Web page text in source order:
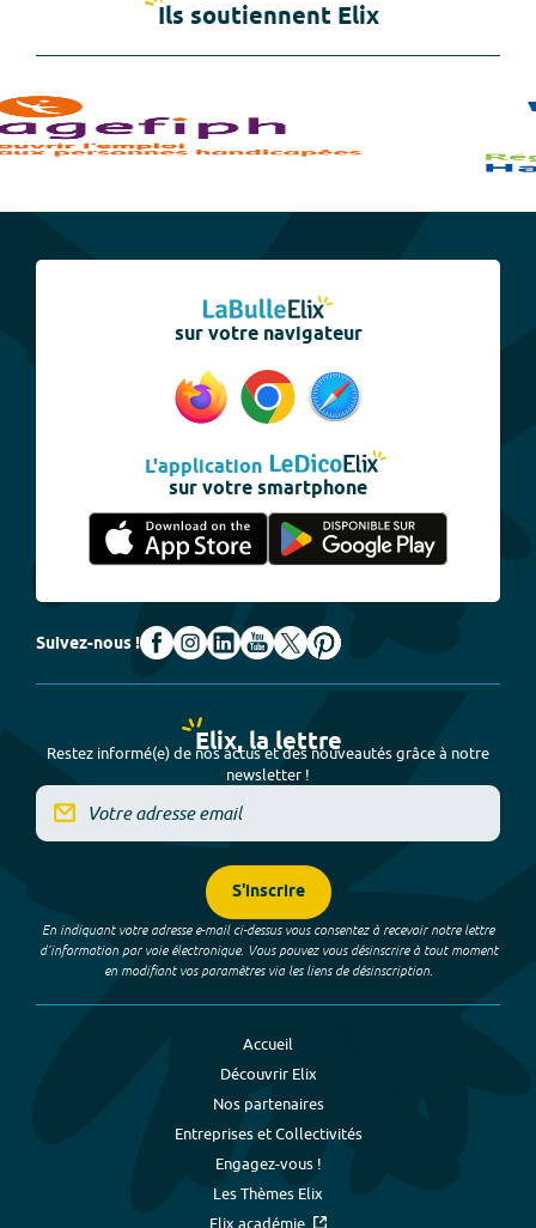
Ils soutiennent Elix
sur votre navigateur
L'application
sur votre smartphone
Suivez-nous !
Elix, la lettre
Restez informé(e) de nos actus et des nouveautés grâce à notre
newsletter !
S'inscrire
En indiquant votre adresse e-mail ci-dessus vous consentez à recevoir notre lettre
d’information par voie électronique. Vous pouvez vous désinscrire à tout moment
en modifiant vos paramètres via les liens de désinscription.
Accueil
Découvrir Elix
Nos partenaires
Entreprises et Collectivités
Engagez-vous !
Les Thèmes Elix
Elix académie